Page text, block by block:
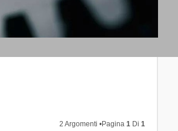
2 Argomenti •Pagina1 Di1